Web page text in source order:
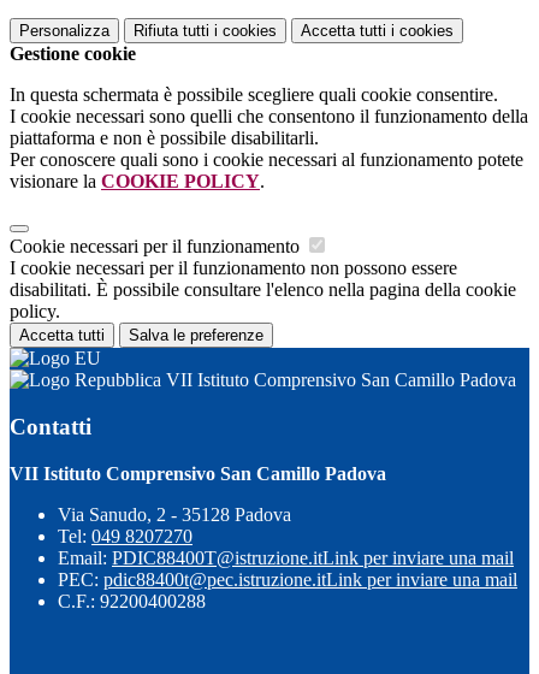
Personalizza Rifiuta tutti i cookies Accetta tutti i cookies
Gestione cookie
In questa schermata è possibile scegliere quali cookie consentire.
I cookie necessari sono quelli che consentono il funzionamento della
piattaforma e non è possibile disabilitarli.
Per conoscere quali sono i cookie necessari al funzionamento potete
visionare la COOKIE POLICY.
Cookie necessari per il funzionamento
I cookie necessari per il funzionamento non possono essere
disabilitati. È possibile consultare l'elenco nella pagina della cookie
policy.
Accetta tutti Salva le preferenze
VII Istituto Comprensivo San Camillo Padova
Contatti
VII Istituto Comprensivo San Camillo Padova
Via Sanudo, 2 - 35128 Padova
Tel: 049 8207270
Email: PDIC88400T@istruzione.itLink per inviare una mail
PEC: pdic88400t@pec.istruzione.itLink per inviare una mail
C.F.: 92200400288